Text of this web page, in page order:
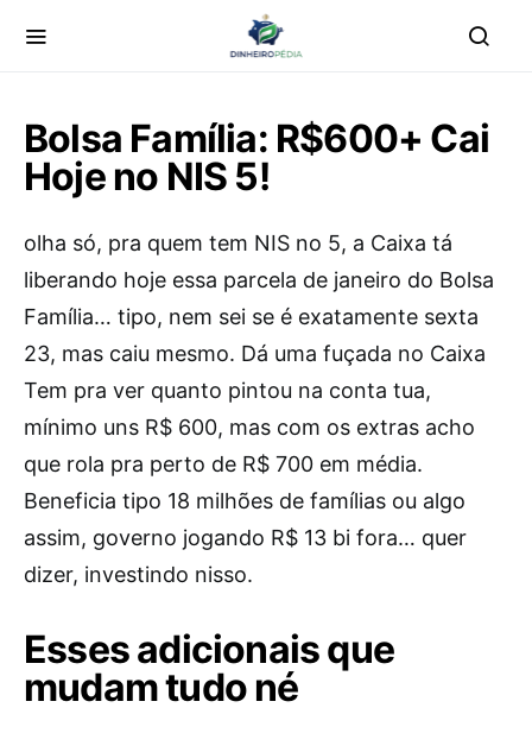
Bolsa Família: R$600+ Cai
Hoje no NIS 5!
olha só, pra quem tem NIS no 5, a Caixa tá
liberando hoje essa parcela de janeiro do Bolsa
Família… tipo, nem sei se é exatamente sexta
23, mas caiu mesmo. Dá uma fuçada no Caixa
Tem pra ver quanto pintou na conta tua,
mínimo uns R$ 600, mas com os extras acho
que rola pra perto de R$ 700 em média.
Beneficia tipo 18 milhões de famílias ou algo
assim, governo jogando R$ 13 bi fora… quer
dizer, investindo nisso.
Esses adicionais que
mudam tudo né